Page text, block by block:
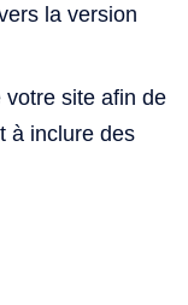
la version
site afin de
à inclure des